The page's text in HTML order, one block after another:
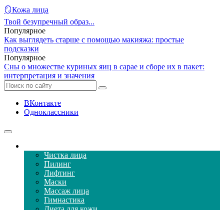
🪞Кожа лица
Твой безупречный образ...
Популярное
Как выглядеть старше с помощью макияжа: простые
подсказки
Популярное
Сны о множестве куриных яиц в сарае и сборе их в пакет:
интерпретация и значения
ВКонтакте
Одноклассники
Чистка лица
Пилинг
Лифтинг
Маски
Массаж лица
Гимнастика